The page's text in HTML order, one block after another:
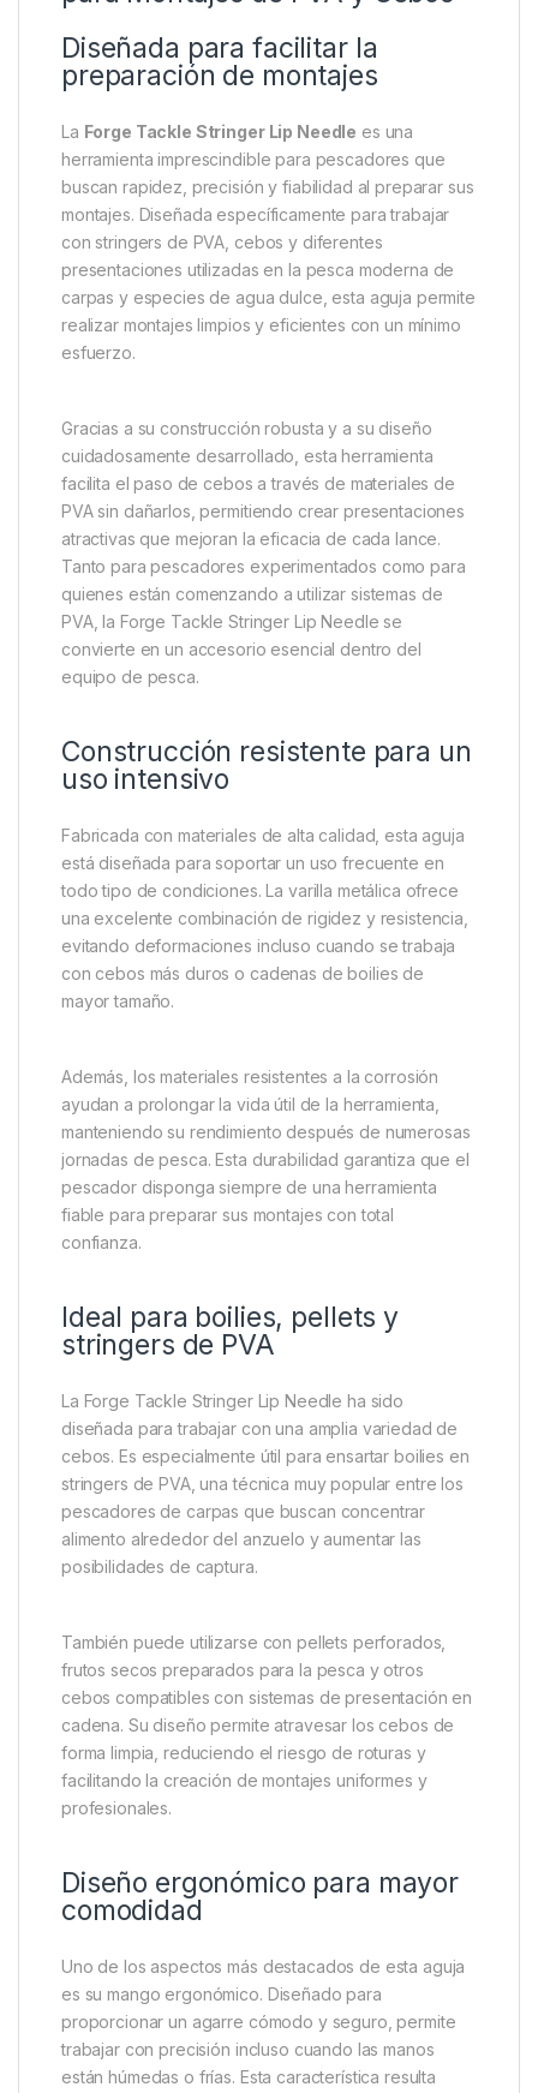
Forge Tackle Stringer Lip
Needle: Aguja Especializada
para Montajes de PVA y Cebos
Diseñada para facilitar la
preparación de montajes
LaForge Tackle Stringer Lip Needle es una
herramienta imprescindible para pescadores que
buscan rapidez, precisión y fiabilidad al preparar sus
montajes. Diseñada específicamente para trabajar
con stringers de PVA, cebos y diferentes
presentaciones utilizadas en la pesca moderna de
carpas y especies de agua dulce, esta aguja permite
realizar montajes limpios y eficientes con un mínimo
esfuerzo.
cuidadosamente desarrollado, esta herramienta
facilita el paso de cebos a través de materiales de
atractivas que mejoran la eficacia de cada lance.
Tanto para pescadores experimentados como para
quienes están comenzando a utilizar sistemas de
PVA, la Forge Tackle Stringer Lip Needle se
convierte en un accesorio esencial dentro del
equipo de pesca.
uso intensivo
Fabricada con materiales de alta calidad, esta aguja
está diseñada para soportar un uso frecuente en
todo tipo de condiciones. La varilla metálica ofrece
una excelente combinación de rigidez y resistencia,
evitando deformaciones incluso cuando se trabaja
Además, los materiales resistentes a la corrosión
ayudan a prolongar la vida útil de la herramienta,
manteniendo su rendimiento después de numerosas
jornadas de pesca. Esta durabilidad garantiza que el
pescador disponga siempre de una herramienta
fiable para preparar sus montajes con total
confianza.
stringers de PVA
La Forge Tackle Stringer Lip Needle ha sido
diseñada para trabajar con una amplia variedad de
cebos. Es especialmente útil para ensartar boilies en
stringers de PVA, una técnica muy popular entre los
pescadores de carpas que buscan concentrar
frutos secos preparados para la pesca y otros
cebos compatibles con sistemas de presentación en
cadena. Su diseño permite atravesar los cebos de
forma limpia, reduciendo el riesgo de roturas y
facilitando la creación de montajes uniformes y